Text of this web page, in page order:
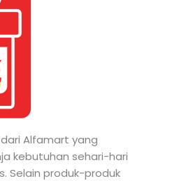
Alfamart yang
kebutuhan sehari-hari
Selain produk-produk